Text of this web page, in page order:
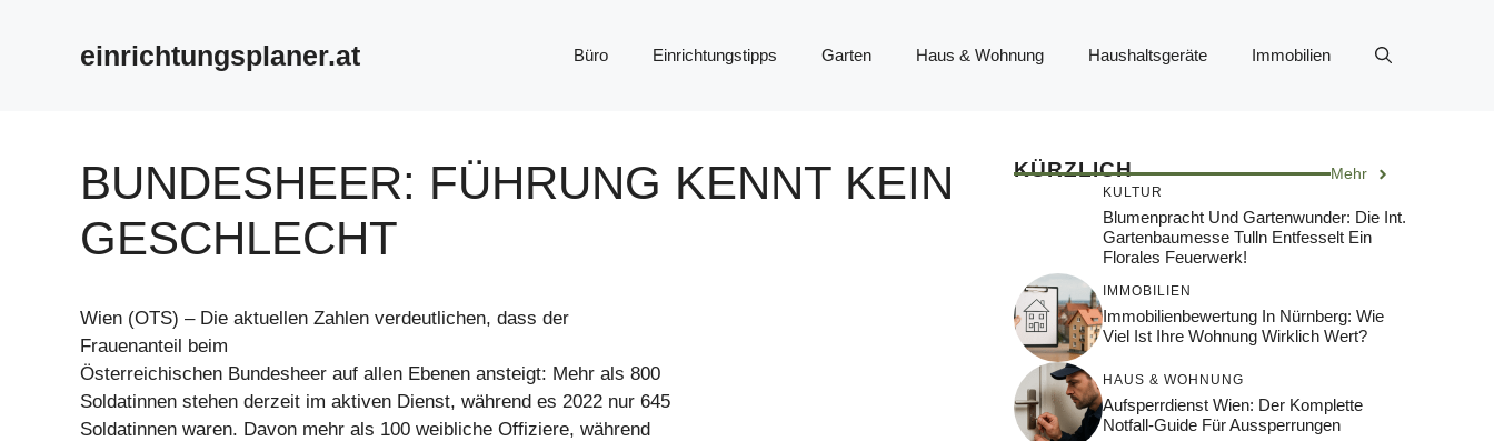
einrichtungsplaner.at Büro Einrichtungstipps Garten Haus & Wohnung Haushaltsgeräte Immobilien
BUNDESHEER: FÜHRUNG KENNT KEIN
GESCHLECHT
Wien (OTS) – Die aktuellen Zahlen verdeutlichen, dass der
Frauenanteil beim
Österreichischen Bundesheer auf allen Ebenen ansteigt: Mehr als 800
Soldatinnen stehen derzeit im aktiven Dienst, während es 2022 nur 645
Soldatinnen waren. Davon mehr als 100 weibliche Offiziere, während
KÜRZLICH Mehr
KULTUR
Blumenpracht Und Gartenwunder: Die Int.
Gartenbaumesse Tulln Entfesselt Ein
Florales Feuerwerk!
IMMOBILIEN
Immobilienbewertung In Nürnberg: Wie
Viel Ist Ihre Wohnung Wirklich Wert?
HAUS & WOHNUNG
Aufsperrdienst Wien: Der Komplette
Notfall-Guide Für Aussperrungen